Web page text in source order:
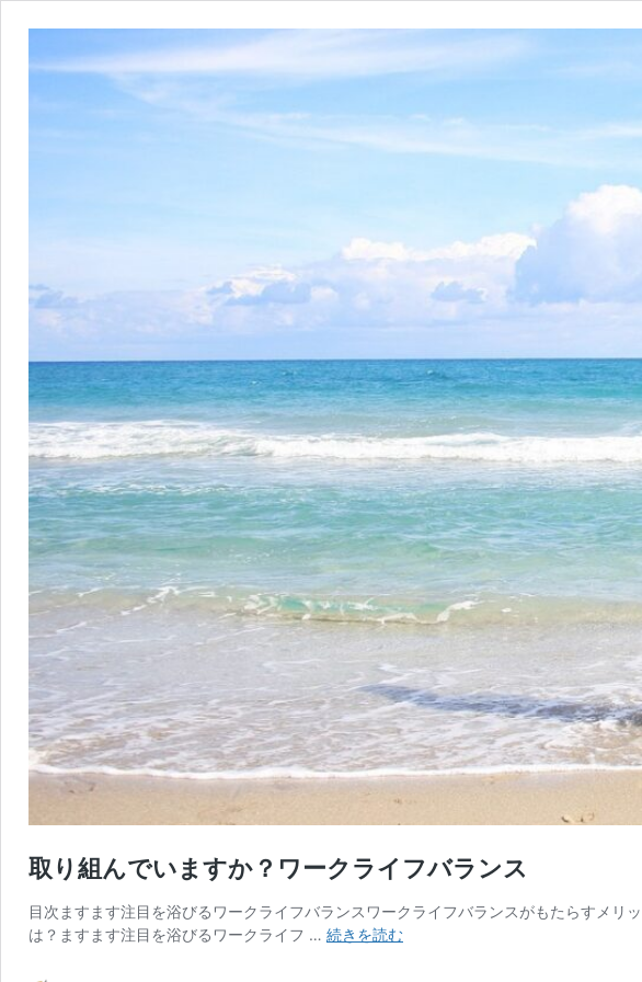
取り組んでいますか？ワークライフバランス
目次ますます注目を浴びるワークライフバランスワークライフバランスがもたらすメ
は？ますます注目を浴びるワークライフ … 続きを読む取